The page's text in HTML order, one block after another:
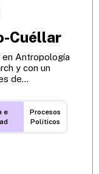
Cuéllar
en Antropología
y con un
de...
e
Procesos
Políticos